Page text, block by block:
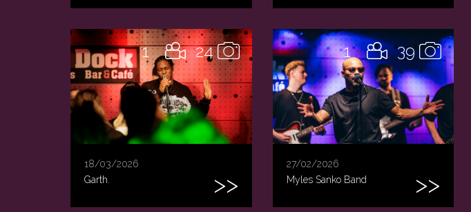
24
1
18/03/2026
Garth.
39
1
27/02/2026
Myles Sanko Band